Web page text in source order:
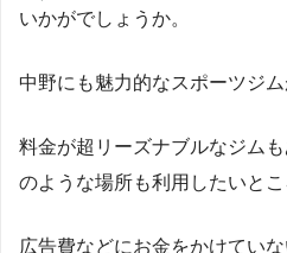
いかがでしょうか。
中野にも魅力的なスポーツジム
料金が超リーズナブルなジム
のような場所も利用したいとこ
広告費などにお金をかけてい